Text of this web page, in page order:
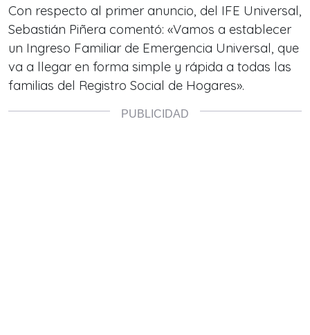
Con respecto al primer anuncio, del IFE Universal,
Sebastián Piñera comentó: «Vamos a establecer
un Ingreso Familiar de Emergencia Universal, que
va a llegar en forma simple y rápida a todas las
familias del Registro Social de Hogares».